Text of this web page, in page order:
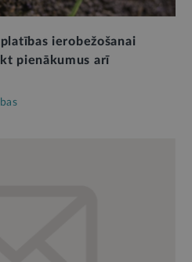
ierobežošanai
pienākumus arī